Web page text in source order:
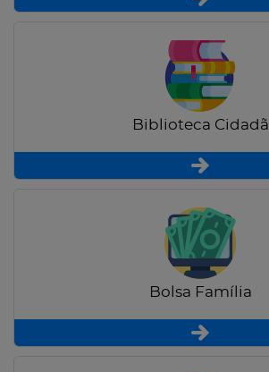
Biblioteca Cidadã
Bolsa Família